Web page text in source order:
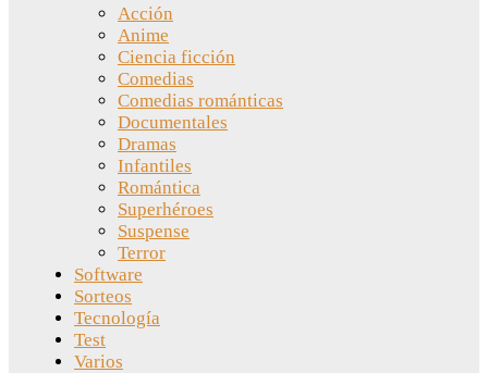
Acción
Anime
Ciencia ficción
Comedias
Comedias románticas
Documentales
Dramas
Infantiles
Romántica
Superhéroes
Suspense
Terror
Software
Sorteos
Tecnología
Test
Varios